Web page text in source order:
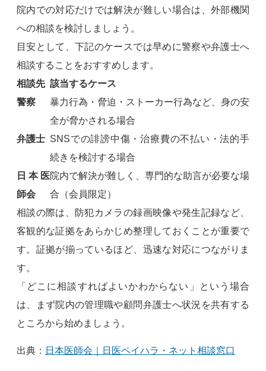
院内での対応だけでは解決が難しい場合は、外部機関
への相談を検討しましょう。
目安として、下記のケースでは早めに警察や弁護士へ
相談することをおすすめします。
相談先 該当するケース
警察
暴力行為・脅迫・ストーカー行為など、身の安
全が脅かされる場合
弁護士 SNSでの誹謗中傷・治療費の不払い・法的手
続きを検討する場合
日本医
師会
院内で解決が難しく、専門的な助言が必要な場
合（会員限定）
相談の際は、防犯カメラの録画映像や発生記録など、
客観的な証拠をあらかじめ整理しておくことが重要で
す。証拠が揃っているほど、迅速な対応につながりま
す。
「どこに相談すればよいかわからない」という場合
は、まず院内の管理職や顧問弁護士へ状況を共有する
ところから始めましょう。
出典： 日本医師会｜日医ペイハラ・ネット相談窓口